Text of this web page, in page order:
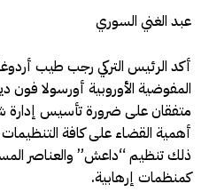
عبد الغني السوري
أكد الرئيس التركي رجب طيب
المفوضية الأوروبية أورسولا فون
متفقان على ضرورة تأسيس إدارة
أهمية القضاء على كافة التنظيمات
ذلك تنظيم “داعش” والعناصر
كمنظمات إرهابية.